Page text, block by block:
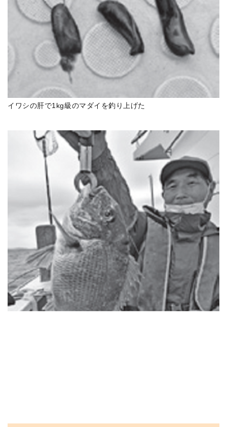
イワシの肝で1kg級のマダイを釣り上げた